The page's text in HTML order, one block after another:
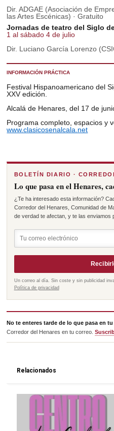
Dir. ADGAE (Asociación de
las Artes Escénicas) · Gratuito
Jornadas de teatro del Siglo
1 al sábado 4 de julio
Dir. Luciano García Lorenzo
INFORMACIÓN PRÁCTICA
Festival Hispanoamericano del
XXV edición.
Alcalá de Henares, del 17 de
Programa completo, espacios y
www.clasicosenalcala.net
BOLETÍN DIARIO ·
Lo que pasa en el Henares,
¿Te ha interesado esta información?
Corredor del Henares, Comunidad de
de verdad te afectan, y te las enviamos
Un correo al día. Sin coste y sin publicidad
Política de privacidad
No te enteres tarde de lo que pasa en
Corredor del Henares en tu correo.
Relacionados